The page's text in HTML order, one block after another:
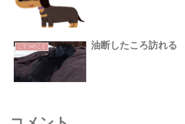
こてつのこと 油断したころ訪れる